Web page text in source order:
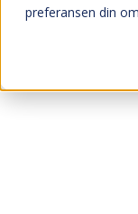
preferansen din